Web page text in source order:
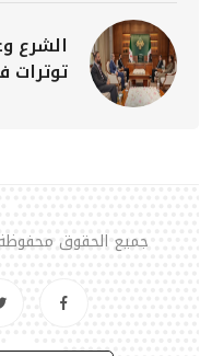
الشرع
جميع الحقوق محفوظة لـ